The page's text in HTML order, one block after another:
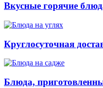
Вкусные горячие
Круглосуточная
Блюда,